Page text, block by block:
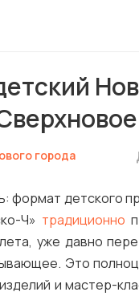
города
формат детского
Ч» традиционно
уже давно
Это
и мастер-